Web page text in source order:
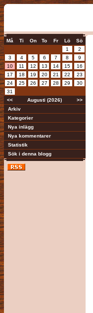
Må Ti On To Fr Lö
Sö
1
2
3
4 5 6 7 8
9
10
11 12 13 14 15
16
17
18 19 20 21 22
23
24
25 26 27 28 29
30
31
<<
Augusti (2026)
>>
Arkiv
Kategorier
Nya inlägg
Nya kommentarer
Statistik
Sök i denna blogg